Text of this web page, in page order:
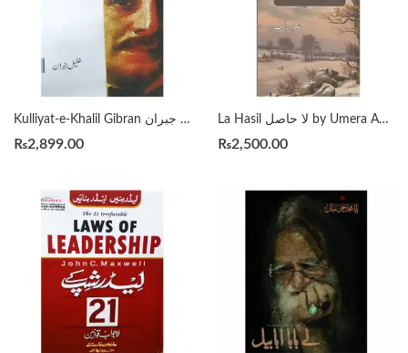
Kulliyat-e-Khalil Gibran کلیاتِ خلیل جبران
₨2,899.00
La Hasil لا حاصل by Umera Ahmed
₨2,500.00